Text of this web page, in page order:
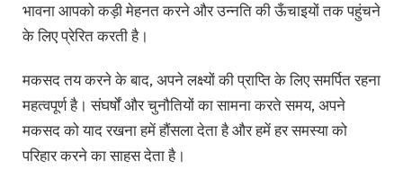
भावना आपको कड़ी मेहनत करने और उन्नति की ऊँचाइयों तक पहुंचने
के लिए प्रेरित करती है।
मकसद तय करने के बाद, अपने लक्ष्यों की प्राप्ति के लिए समर्पित रहना
महत्वपूर्ण है। संघर्षों और चुनौतियों का सामना करते समय, अपने
मकसद को याद रखना हमें हौंसला देता है और हमें हर समस्या को
परिहार करने का साहस देता है।